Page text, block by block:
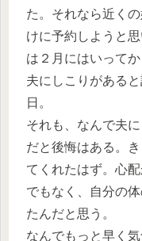
た。それなら近く
けに予約しようと
は２月にはいってか
夫にしこりがある
日。
それも、なんで夫
だと後悔はある。
てくれたはず。心
でもなく、自分の
たんだと思う。
なんでもっと早く